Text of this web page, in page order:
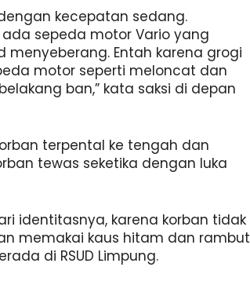
kecepatan sedang.
ada sepeda motor Vario yang
menyeberang. Entah karena grogi
motor seperti meloncat dan
ban,” kata saksi di depan
terpental ke tengah dan
tewas seketika dengan luka
identitasnya, karena korban tidak
memakai kaus hitam dan rambut
di RSUD Limpung.